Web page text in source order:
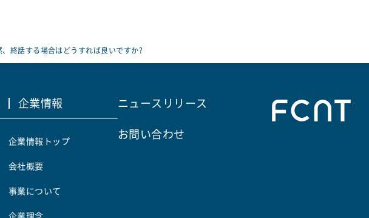
終話する場合はどうすれば良いですか?
企業情報
企業情報トップ
会社概要
事業について
企業理念
ニュースリリース
お問い合わせ